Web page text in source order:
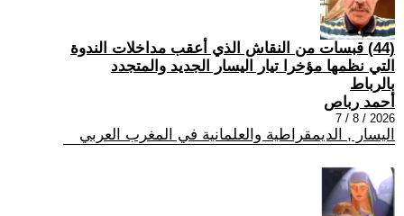
(44) قبسات من النقاش الذي أعقب مداخلات الندوة
التي نظمها مؤخرا تيار اليسار الجديد والمتجدد
بالرباط
أحمد رباص
2026 / 8 / 7
اليسار , الديمقراطية والعلمانية في المغرب العربي